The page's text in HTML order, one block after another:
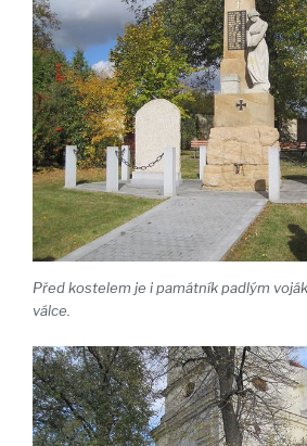
Před kostelem je i památník padlým
válce.